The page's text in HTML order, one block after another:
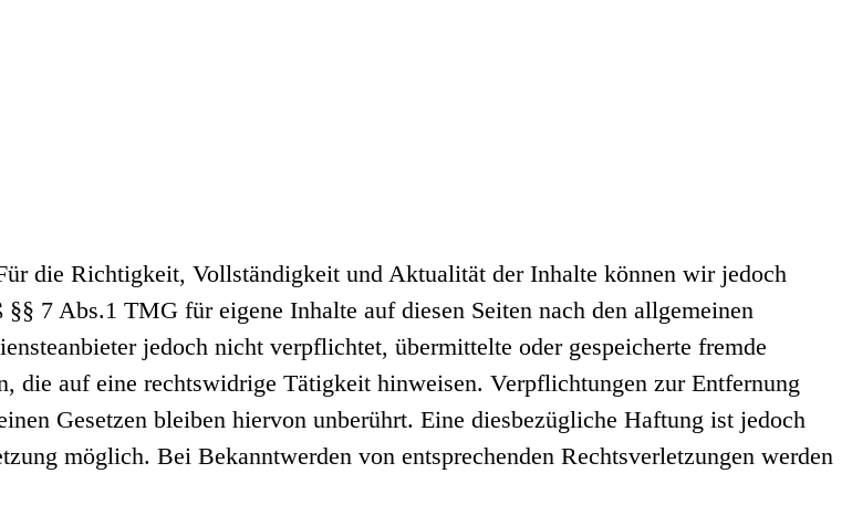
die Richtigkeit, Vollständigkeit und Aktualität der Inhalte können wir jedoch
7 Abs.1 TMG für eigene Inhalte auf diesen Seiten nach den allgemeinen
jedoch nicht verpflichtet, übermittelte oder gespeicherte fremde
die auf eine rechtswidrige Tätigkeit hinweisen. Verpflichtungen zur Entfernung
Gesetzen bleiben hiervon unberührt. Eine diesbezügliche Haftung ist jedoch
möglich. Bei Bekanntwerden von entsprechenden Rechtsverletzungen werden